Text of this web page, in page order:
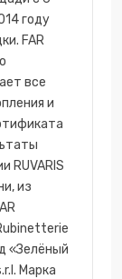
году
FAR
все
и
RUVARIS
из
«Зелёный
Марка